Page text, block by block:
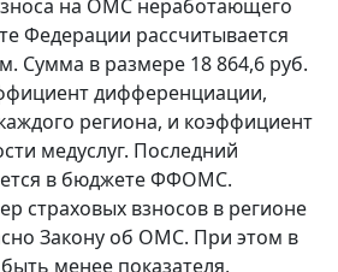
на ОМС неработающего
Федерации рассчитывается
Сумма в размере 18 864,6 руб.
дифференциации,
региона, и коэффициент
медуслуг. Последний
в бюджете ФФОМС.
страховых взносов в регионе
Закону об ОМС. При этом в
менее показателя,